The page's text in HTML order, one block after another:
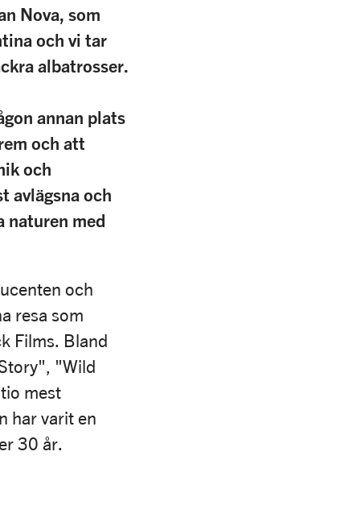
Nova, som
och vi tar
albatrosser.
annan plats
och att
och
avlägsna och
naturen med
och
resa som
Films. Bland
"Wild
mest
har varit en
30 år.